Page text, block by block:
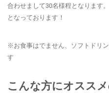
合わせまして30名様程となります
となっております！
※お食事はでません、ソフトドリ
す
こんな方にオスス